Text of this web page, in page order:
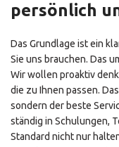
persönlich
Das Grundlage ist ein
Sie uns brauchen. Das
Wir wollen proaktiv
die zu Ihnen passen.
sondern der beste
ständig in Schulungen,
Standard nicht nur